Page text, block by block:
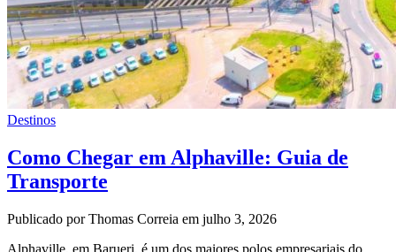
Destinos
Como Chegar em Alphaville: Guia de
Transporte
Publicado por Thomas Correia em julho 3, 2026
Alphaville, em Barueri, é um dos maiores polos empresariais do